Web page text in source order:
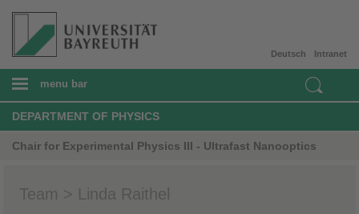
Intranet
Deutsch
menu bar
DEPARTMENT OF PHYSICS
Chair for Experimental Physics III - Ultrafast Nanooptics
Team > Linda Raithel